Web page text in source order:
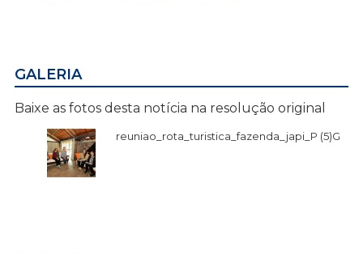
GALERIA
Baixe as fotos desta notícia na resolução original
reuniao_rota_turistica_fazenda_japi_P (5)G